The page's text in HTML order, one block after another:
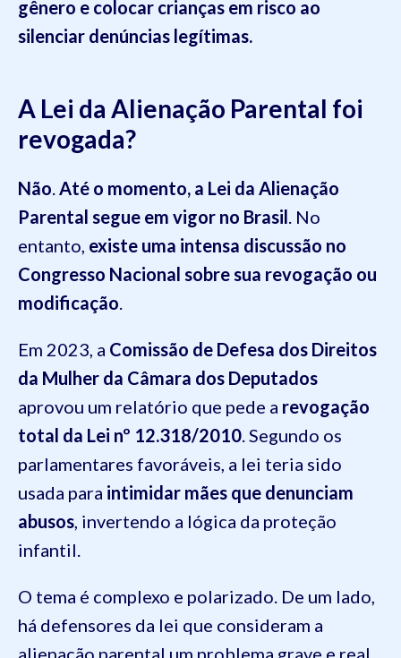
gênero e colocar crianças em risco ao
silenciar denúncias legítimas.
A Lei da Alienação Parental foi
revogada?
Não Até o momento, a Lei da Alienação
Parental segue em vigor no Brasil . No
entanto, existe uma intensa discussão no
Congresso Nacional sobre sua revogação ou
modificação
Em 2023, a Comissão de Defesa dos Direitos
da Mulher da Câmara dos Deputados
aprovou um relatório que pede a revogação
total da Lei nº 12.318/2010 . Segundo os
parlamentares favoráveis, a lei teria sido
usada para intimidar mães que denunciam
abusos , invertendo a lógica da proteção
infantil.
O tema é complexo e polarizado. De um lado,
há defensores da lei que consideram a
alienação parental um problema grave e real.